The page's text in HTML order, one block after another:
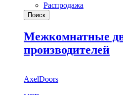
Распродажа
Поиск
Межкомнатные
производителей
AxelDoors